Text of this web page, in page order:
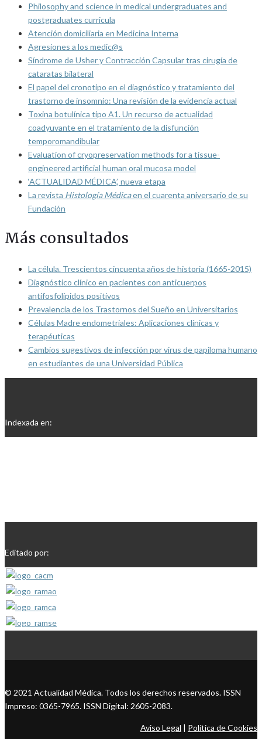
Philosophy and science in medical undergraduates and
postgraduates curricula
Atención domiciliaria en Medicina Interna
Agresiones a los medic@s
Síndrome de Usher y Contracción Capsular tras cirugía de
cataratas bilateral
El papel del cronotipo en el diagnóstico y tratamiento del
trastorno de insomnio: Una revisión de la evidencia actual
Toxina botulínica tipo A1. Un recurso de actualidad
coadyuvante en el tratamiento de la disfunción
temporomandibular
Evaluation of cryopreservation methods for a tissue-
engineered artificial human oral mucosa model
‘ACTUALIDAD MÉDICA’, nueva etapa
La revista Histología Médicaen el cuarenta aniversario de su
Fundación
Más consultados
La célula. Trescientos cincuenta años de historia (1665-2015)
Diagnóstico clínico en pacientes con anticuerpos
antifosfolípidos positivos
Prevalencia de los Trastornos del Sueño en Universitarios
Células Madre endometriales: Aplicaciones clínicas y
terapéuticas
Cambios sugestivos de infección por virus de papiloma humano
en estudiantes de una Universidad Pública
Indexada en:
Editado por:
© 2021 Actualidad Médica. Todos los derechos reservados. ISSN
Impreso: 0365-7965. ISSN Digital: 2605-2083.
Aviso Legal | Política de Cookies